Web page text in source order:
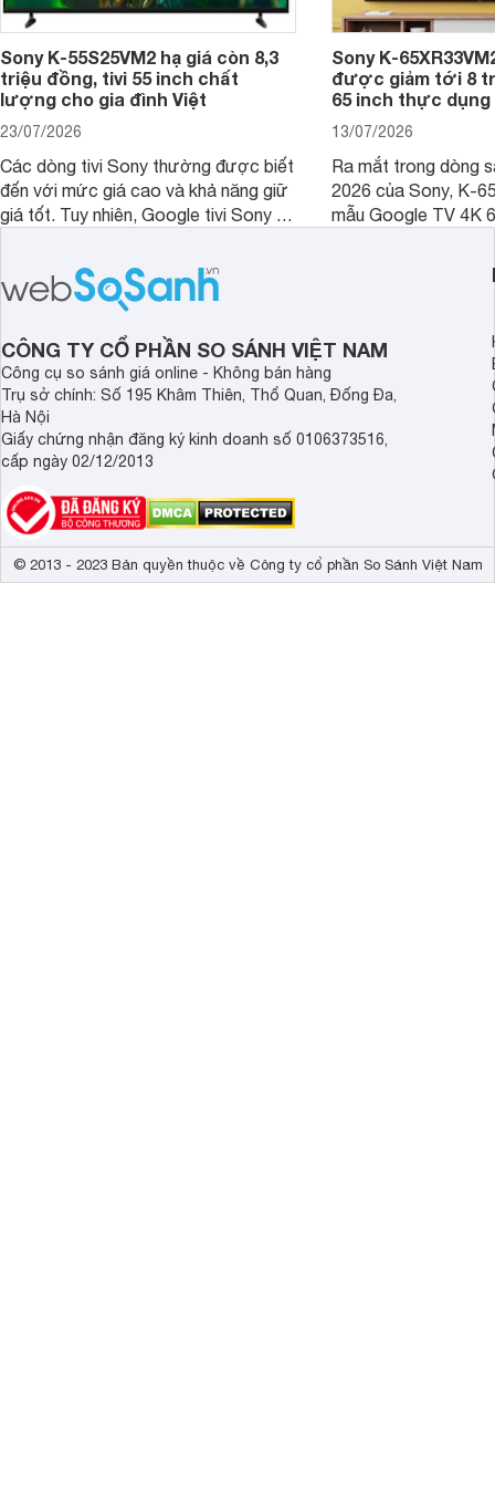
Sony K-55S25VM2 hạ giá còn 8,3
triệu đồng, tivi 55 inch chất
lượng cho gia đình Việt
23/07/2026
Các dòng tivi Sony thường được biết
đến với mức giá cao và khả năng giữ
giá tốt. Tuy nhiên, Google tivi Sony 55
hợp đáng chú ý khi có mức giá dễ
tiếp cận hơn dù mới ra mắt trong năm
Sony K-
được giảm tới 8
65 inch thực
13/07/2026
Ra mắt trong dòng
2026 của Sony, K-
mẫu Google TV 4K
tảng Google TV
nghệ hỗ trợ nâng
CÔNG TY CỔ PHẦN SO SÁNH VIỆT NAM
Công cụ so sánh giá online - Không bán hàng
Trụ sở chính: Số 195 Khâm Thiên, Thổ Quan, Đống Đa,
Hà Nội
Giấy chứng nhận đăng ký kinh doanh số 0106373516,
cấp ngày 02/12/2013
© 2013 - 2023 Bản quyền thuộc về Công ty cổ phần So Sánh Việt Nam